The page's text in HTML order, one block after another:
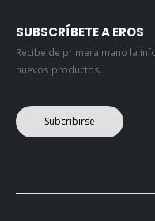
SUBSCRÍBETE A EROS
Recibe de primera mano la
nuevos productos.
Subcribirse